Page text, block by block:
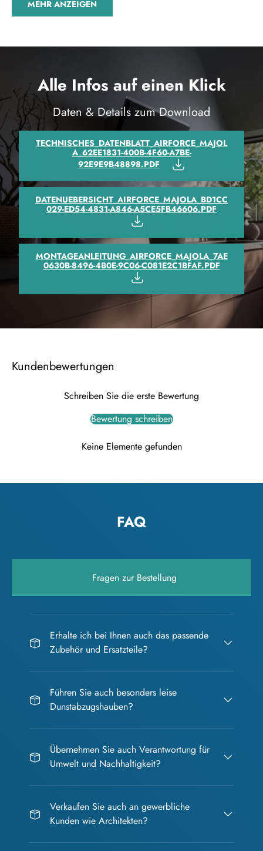
Luftausgang:150 mm
Lautstärke:Min 48 - Max 66 db(A)
Geruchsfilter inkl.:Nein
Steuerung:
Motor inkl.:ja
Betriebsart:Abluft und Umluft
Leuchtmittel:LED
Montageart:Wand
Filterung:Aktivkohle (Umluft)
Haubenart:Wandhaube
MEHR ANZEIGEN
Alle Infos auf einen Klick
Daten & Details zum Download
TECHNISCHES_DATENBLATT_AIRFORCE_MAJOL
A_62EE1831-400B-4F60-A7BE-
92E9E9B48898.PDF
DATENUEBERSICHT_AIRFORCE_MAJOLA_BD1CC
029-ED54-4831-A846-A5CE5FB46606.PDF
MONTAGEANLEITUNG_AIRFORCE_MAJOLA_7AE
0630B-8496-4B0E-9C06-C081E2C1BFAF.PDF
Kundenbewertungen
Schreiben Sie die erste Bewertung
Bewertung schreiben
Keine Elemente gefunden
FAQ
Fragen zur Bestellung
Erhalte ich bei Ihnen auch das passende
Zubehör und Ersatzteile?
Führen Sie auch besonders leise
Dunstabzugshauben?
Übernehmen Sie auch Verantwortung für
Umwelt und Nachhaltigkeit?
Verkaufen Sie auch an gewerbliche
Kunden wie Architekten?